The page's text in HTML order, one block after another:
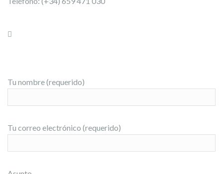
Tu nombre (requerido)
Tu correo electrónico (requerido)